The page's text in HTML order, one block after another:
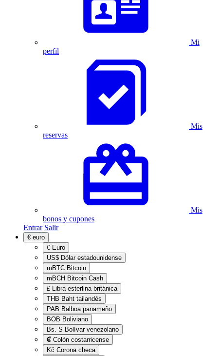
Mi
perfil
Mis
reservas
Mis
bonos y cupones
Entrar Salir
€ euro
€ Euro
US$ Dólar estadounidense
mBTC Bitcoin
mBCH Bitcoin Cash
£ Libra esterlina británica
THB Baht tailandés
PAB Balboa panameño
BOB Boliviano
Bs. S Bolívar venezolano
₡ Colón costarricense
Kč Corona checa